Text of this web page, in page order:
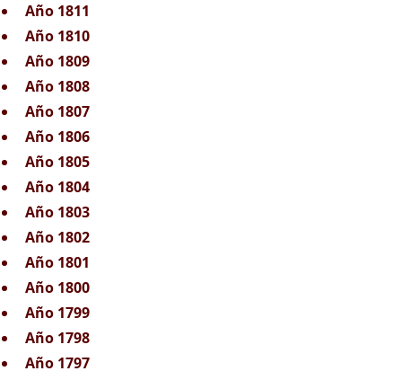
Año 1811
Año 1810
Año 1809
Año 1808
Año 1807
Año 1806
Año 1805
Año 1804
Año 1803
Año 1802
Año 1801
Año 1800
Año 1799
Año 1798
Año 1797